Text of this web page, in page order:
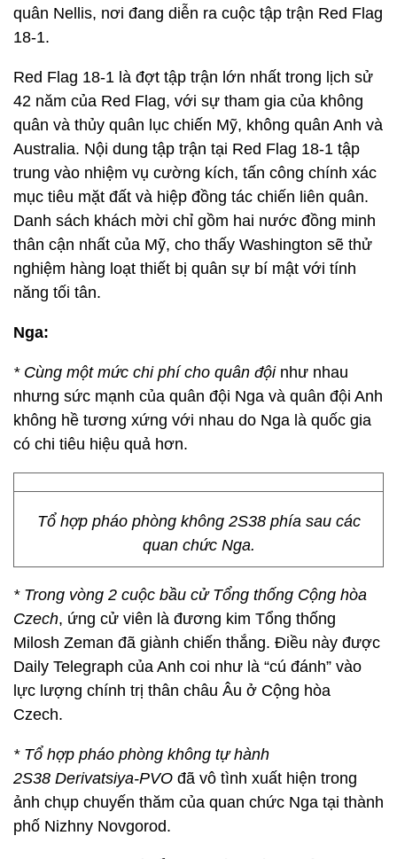
quân Nellis, nơi đang diễn ra cuộc tập trận Red Flag
18-1.
Red Flag 18-1 là đợt tập trận lớn nhất trong lịch sử
42 năm của Red Flag, với sự tham gia của không
quân và thủy quân lục chiến Mỹ, không quân Anh và
Australia. Nội dung tập trận tại Red Flag 18-1 tập
trung vào nhiệm vụ cường kích, tấn công chính xác
mục tiêu mặt đất và hiệp đồng tác chiến liên quân.
Danh sách khách mời chỉ gồm hai nước đồng minh
thân cận nhất của Mỹ, cho thấy Washington sẽ thử
nghiệm hàng loạt thiết bị quân sự bí mật với tính
năng tối tân.
Nga:
* Cùng một mức chi phí cho quân độinhư nhau
nhưng sức mạnh của quân đội Nga và quân đội Anh
không hề tương xứng với nhau do Nga là quốc gia
có chi tiêu hiệu quả hơn.
Tổ hợp pháo phòng không 2S38 phía sau các
quan chức Nga.
* Trong vòng 2 cuộc bầu cử Tổng thống Cộng hòa
Czech, ứng cử viên là đương kim Tổng thống
Milosh Zeman đã giành chiến thắng. Điều này được
Daily Telegraph của Anh coi như là “cú đánh” vào
lực lượng chính trị thân châu Âu ở Cộng hòa
Czech.
* Tổ hợp pháo phòng không tự hành
2S38 Derivatsiya-PVO đã vô tình xuất hiện trong
ảnh chụp chuyến thăm của quan chức Nga tại thành
phố Nizhny Novgorod.